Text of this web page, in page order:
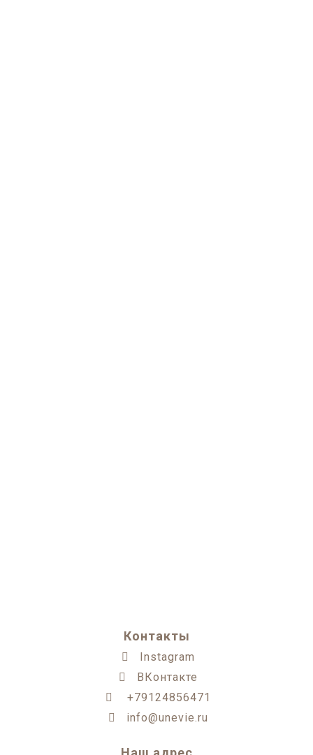
Контакты
Instagram
ВКонтакте
+79124856471
info@unevie.ru